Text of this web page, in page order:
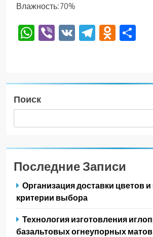
Влажность: 70%
WhatsApp
Viber
VK Telegram
Поиск
Последние Записи
Организация доставки цветов
критерии выбора
Технология изготовления
базальтовых огнеупорных матов